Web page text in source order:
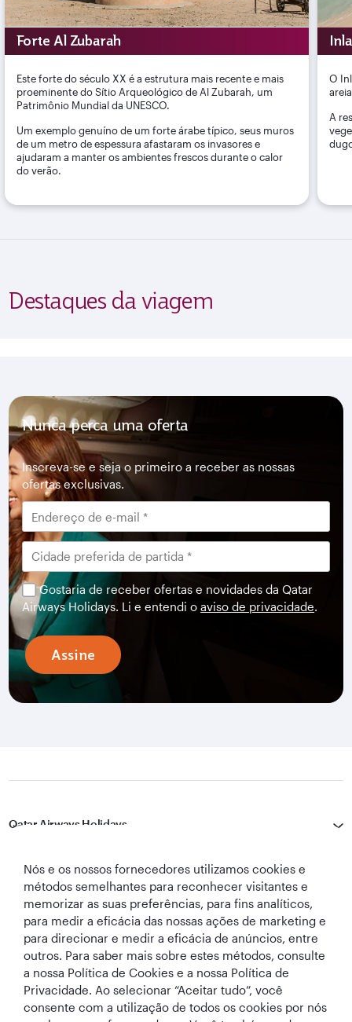
Forte Al Zubarah
Este forte do século XX é a estrutura mais recente e mais
proeminente do Sítio Arqueológico de Al Zubarah, um
Patrimônio Mundial da UNESCO.
Um exemplo genuíno de um forte árabe típico, seus muros
de um metro de espessura afastaram os invasores e
ajudaram a manter os ambientes frescos durante o calor
do verão.
O
A
Destaques da viagem
Nunca perca uma oferta
Inscreva-se e seja o primeiro a receber as nossas
ofertas exclusivas.
Gostaria de receber ofertas e novidades da Qatar
Airways Holidays. Li e entendi oaviso de privacidade.
Assine
Qatar Airways Holidays
Nós e os nossos fornecedores utilizamos cookies e
métodos semelhantes para reconhecer visitantes e
memorizar as suas preferências, para fins analíticos,
para medir a eficácia das nossas ações de marketing e
para direcionar e medir a eficácia de anúncios, entre
outros. Para saber mais sobre estes métodos, consulte
a nossa Política de Cookies e a nossa Política de
Privacidade. Ao selecionar “Aceitar tudo”, você
consente com a utilização de todos os cookies por nós